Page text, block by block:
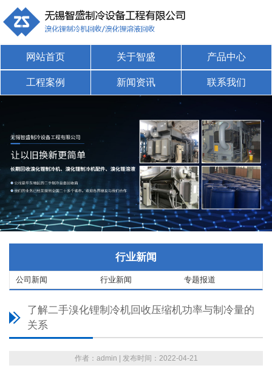
网站首页 关于智盛 产品中心
工程案例 新闻资讯 联系我们
行业新闻
公司新闻 行业新闻 专题报道
了解二手溴化锂制冷机回收压缩机功率与制冷量的
关系
作者：admin | 发布时间：2022-04-21